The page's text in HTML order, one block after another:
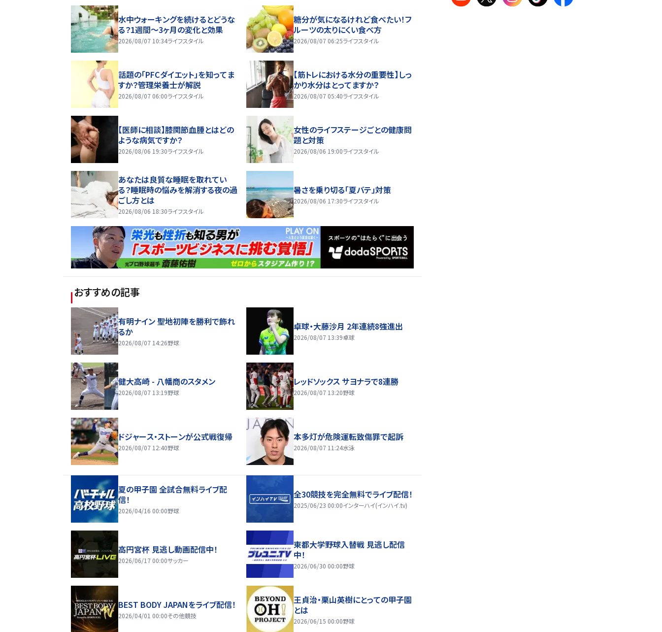
水中ウォーキングを続けるとどうな
る？1週間～3ヶ月の変化と効果
2026/08/07 10:34ライフスタイル
糖分が気になるけれど食べたい！フ
ルーツの太りにくい食べ方
2026/08/07 06:25ライフスタイル
話題の「PFCダイエット」を知ってま
すか？管理栄養士が解説
2026/08/07 06:00ライフスタイル
【筋トレにおける水分の重要性】しっ
かり水分はとってますか？
2026/08/07 05:40ライフスタイル
【医師に相談】膝関節血腫とはどの
ような病気ですか？
2026/08/06 19:30ライフスタイル
女性のライフステージごとの健康問
題と対策
2026/08/06 19:00ライフスタイル
あなたは良質な睡眠を取れてい
る？睡眠時の悩みを解消する夜の過
ごし方とは
2026/08/06 18:30ライフスタイル
暑さを乗り切る「夏バテ」対策
2026/08/06 17:30ライフスタイル
おすすめの記事
有明ナイン 聖地初陣を勝利で飾れ
るか
2026/08/07 14:26野球
卓球・大藤沙月 2年連続8強進出
2026/08/07 13:39卓球
健大高崎 - 八幡商のスタメン
2026/08/07 13:19野球
レッドソックス サヨナラで8連勝
2026/08/07 13:20野球
ドジャース・ストーンが公式戦復帰
2026/08/07 12:40野球
本多灯が危険運転致傷罪で起訴
2026/08/07 11:24水泳
夏の甲子園 全試合無料ライブ配
信！
2026/04/16 00:00野球
全30競技を完全無料でライブ配信！
2025/06/23 00:00インターハイ(インハイ.tv)
高円宮杯 見逃し動画配信中！
2026/06/17 00:00サッカー
東都大学野球入替戦 見逃し配信
中！
2026/06/30 00:00野球
BEST BODY JAPANをライブ配信！
2026/04/01 00:00その他競技
王貞治・栗山英樹にとっての甲子園
とは
2026/06/15 00:00野球